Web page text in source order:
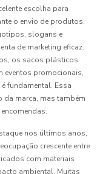
escolha para
o envio de produtos.
slogans e
de marketing eficaz.
os sacos plásticos
eventos promocionais,
fundamental. Essa
da marca, mas também
nos últimos anos,
crescente entre
com materiais
ambiental. Muitas